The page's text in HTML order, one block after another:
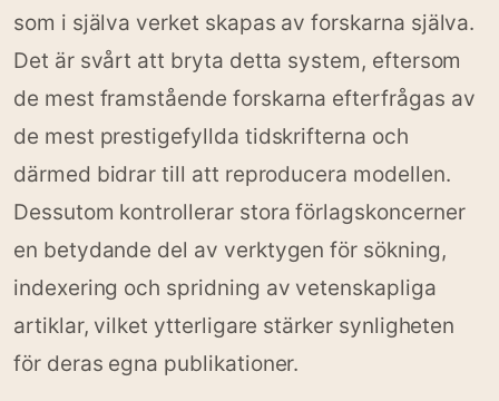
som i själva verket skapas av forskarna själva.
Det är svårt att bryta detta system, eftersom
de mest framstående forskarna efterfrågas av
de mest prestigefyllda tidskrifterna och
därmed bidrar till att reproducera modellen.
Dessutom kontrollerar stora förlagskoncerner
en betydande del av verktygen för sökning,
indexering och spridning av vetenskapliga
artiklar, vilket ytterligare stärker synligheten
för deras egna publikationer.